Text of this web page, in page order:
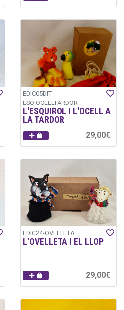
EDIC05DIT-
ESQ.OCELLTARDOR
L'ESQUIROL I L'OCELL A
LA TARDOR
29,00€
EDIC24-OVELLETA
L'OVELLETA I EL LLOP
29,00€